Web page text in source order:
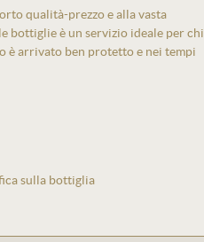
qualità-prezzo e alla vasta
bottiglie è un servizio ideale per chi
è arrivato ben protetto e nei tempi
sulla bottiglia